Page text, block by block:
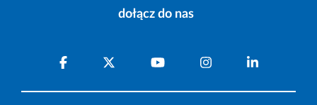
dołącz do nas